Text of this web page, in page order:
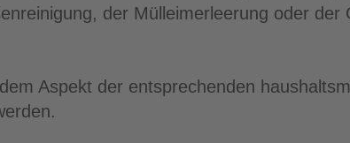
der Mülleimerleerung oder der
Aspekt der entsprechenden